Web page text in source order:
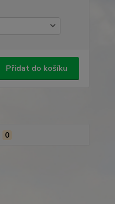
Přidat do košíku
0